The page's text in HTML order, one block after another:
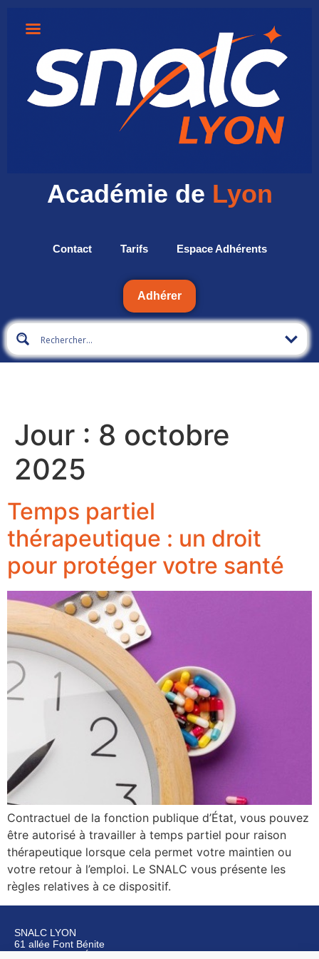
Académie de Lyon
Contact Tarifs Espace Adhérents
Adhérer
Jour : 8 octobre
2025
Temps partiel
thérapeutique : un droit
pour protéger votre santé
Contractuel de la fonction publique d’État, vous pouvez
être autorisé à travailler à temps partiel pour raison
thérapeutique lorsque cela permet votre maintien ou
votre retour à l’emploi. Le SNALC vous présente les
règles relatives à ce dispositif.
SNALC LYON
61 allée Font Bénite